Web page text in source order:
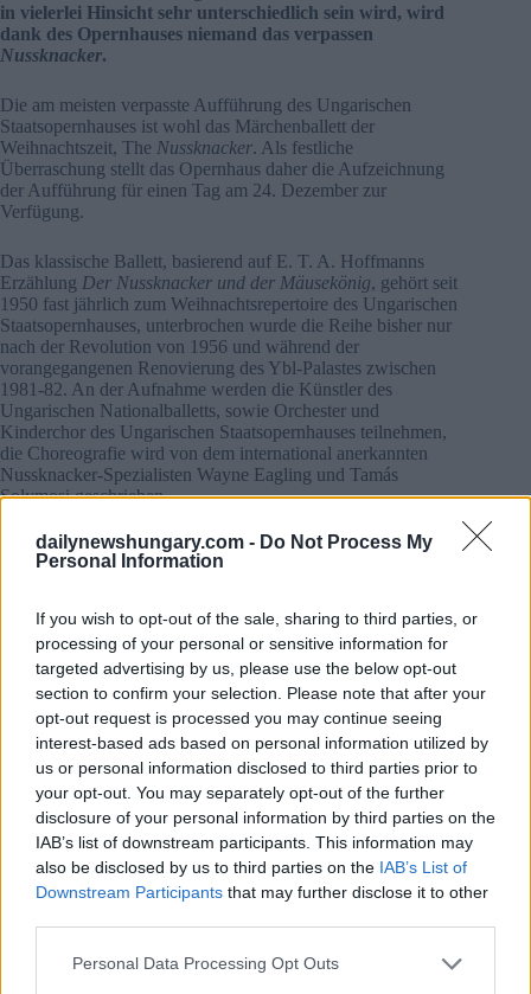
dailynewshungary.com - Do Not Process My
Personal Information
If you wish to opt-out of the sale, sharing to third parties, or
processing of your personal or sensitive information for
targeted advertising by us, please use the below opt-out
section to confirm your selection. Please note that after your
opt-out request is processed you may continue seeing
interest-based ads based on personal information utilized by
us or personal information disclosed to third parties prior to
your opt-out. You may separately opt-out of the further
disclosure of your personal information by third parties on the
IAB’s list of downstream participants. This information may
also be disclosed by us to third parties on the IAB’s List of
Downstream Participants that may further disclose it to other
Please note that this website/app uses one or more Google
Personal Data Processing Opt Outs
in vielerlei Hinsicht sehr unterschiedlich sein wird, wird
dank des Opernhauses niemand das verpassen
Nussknacker.
Die am meisten verpasste Aufführung des Ungarischen
Staatsopernhauses ist wohl das Märchenballett der
Weihnachtszeit, The Nussknacker. Als festliche
Überraschung stellt das Opernhaus daher die Aufzeichnung
der Aufführung für einen Tag am 24. Dezember zur
Verfügung.
Das klassische Ballett, basierend auf E. T. A. Hoffmanns
Erzählung Der Nussknacker und der Mäusekönig, gehört seit
1950 fast jährlich zum Weihnachtsrepertoire des Ungarischen
Staatsopernhauses, unterbrochen wurde die Reihe bisher nur
nach der Revolution von 1956 und während der
vorangegangenen Renovierung des Ybl-Palastes zwischen
1981-82. An der Aufnahme werden die Künstler des
Ungarischen Nationalballetts, sowie Orchester und
Kinderchor des Ungarischen Staatsopernhauses teilnehmen,
die Choreografie wird von dem international anerkannten
Nussknacker-Spezialisten Wayne Eagling und Tamás
Solymosi geschrieben.
Die Aufzeichnung der Aufführung kann kostenlos auf der
Facebook-Seite und origo.hu der Oper vom 24. Dezember
eingesehen werden.
Im Rahmen von OperaLive-Sendungen präsentiert die
Institution weitere Querschnittsaufführungen rund um die
Feiertage, wie zum Beispiel am 26. Dezember aus Händels
OratoriumDer MessiasAm 27. Dezember Puccinis Oper
Böhmisches Lebenund am 30. Dezember Johann Strauss’s
Die FledermausOperette. Weitere Details zu den Sendungen
finden Sie auf der Website der Opera.
Coronavirus: Ungarische Schauspieler helfen bei der
digitalen Bildung und eröffnen Quarantänetheater
Der große Gatsby mit englischen Untertiteln
Dieses Jahr macht uns das Leben in vielerlei Hinsicht
schwerer Theater mussten auch wechseln, damit sie nicht
Kultur dastehen Was dem klassischen Theatererlebnis fehlt –